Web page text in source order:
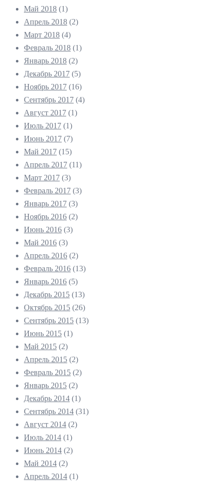
Май 2018 (1)
Апрель 2018 (2)
Март 2018 (4)
Февраль 2018 (1)
Январь 2018 (2)
Декабрь 2017 (5)
Ноябрь 2017 (16)
Сентябрь 2017 (4)
Август 2017 (1)
Июль 2017 (1)
Июнь 2017 (7)
Май 2017 (15)
Апрель 2017 (11)
Март 2017 (3)
Февраль 2017 (3)
Январь 2017 (3)
Ноябрь 2016 (2)
Июнь 2016 (3)
Май 2016 (3)
Апрель 2016 (2)
Февраль 2016 (13)
Январь 2016 (5)
Декабрь 2015 (13)
Октябрь 2015 (26)
Сентябрь 2015 (13)
Июнь 2015 (1)
Май 2015 (2)
Апрель 2015 (2)
Февраль 2015 (2)
Январь 2015 (2)
Декабрь 2014 (1)
Сентябрь 2014 (31)
Август 2014 (2)
Июль 2014 (1)
Июнь 2014 (2)
Май 2014 (2)
Апрель 2014 (1)